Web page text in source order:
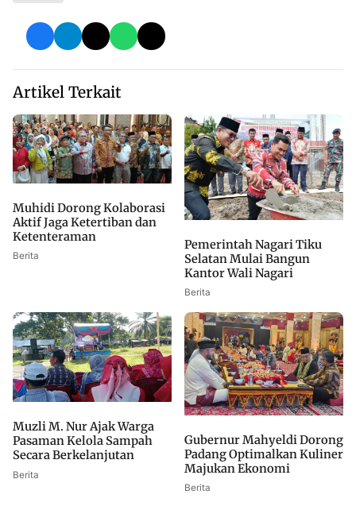
Artikel Terkait
Muhidi Dorong Kolaborasi
Aktif Jaga Ketertiban dan
Ketenteraman
Berita
Pemerintah Nagari Tiku
Selatan Mulai Bangun
Kantor Wali Nagari
Berita
Muzli M. Nur Ajak Warga
Pasaman Kelola Sampah
Secara Berkelanjutan
Berita
Gubernur Mahyeldi Dorong
Padang Optimalkan Kuliner
Majukan Ekonomi
Berita